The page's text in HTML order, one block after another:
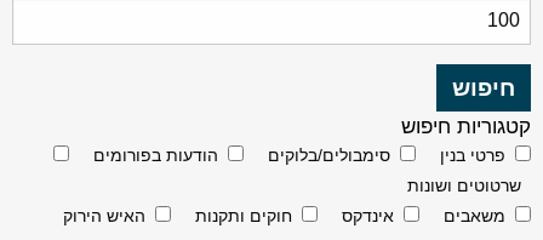
קטגוריות חיפוש
פרטי בנין סימבולים/בלוקים
הודעות בפורומים
שרטוטים ושונות
משאבים
אינדקס חוקים ותקנות האיש הירוק